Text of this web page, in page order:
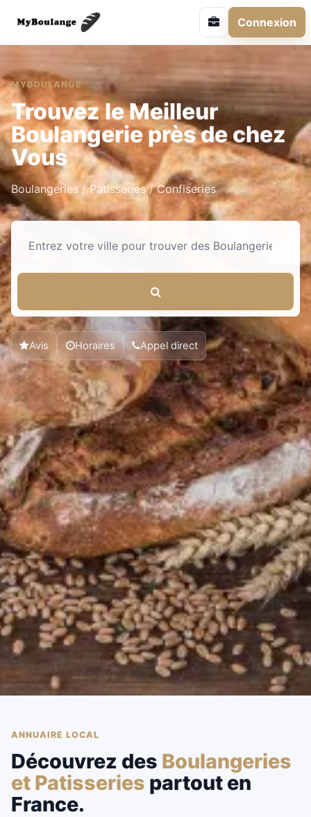
Connexion
MYBOULANGE
Trouvez le Meilleur
Boulangerie près de chez
Vous
Boulangeries / Patisseries / Confiseries
Avis Horaires Appel direct
ANNUAIRE LOCAL
Découvrez des Boulangeries
et Patisseries partout en
France.